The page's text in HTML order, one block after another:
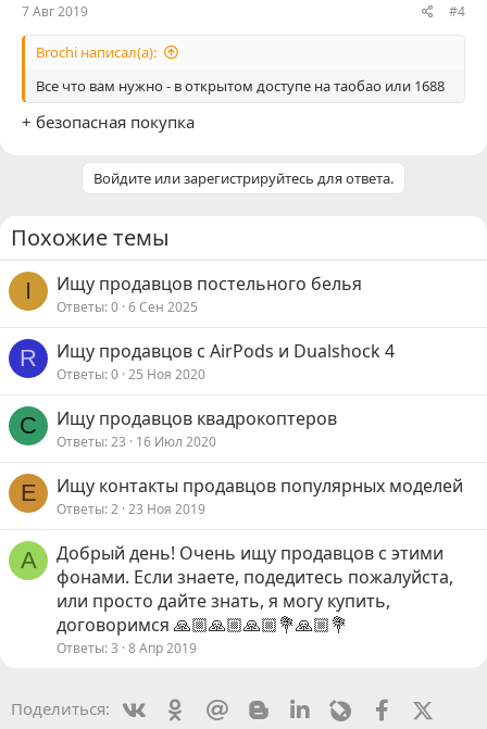
7 Авг 2019 #4
Brochi написал(а):
Все что вам нужно - в открытом доступе на таобао или 1688
+ безопасная покупка
Войдите или зарегистрируйтесь для ответа.
Похожие темы
I Ищу продавцов постельного белья
Ответы 0 6 Сен 2025
R Ищу продавцов с AirPods и Dualshock 4
Ответы 0 25 Ноя 2020
С Ищу продавцов квадрокоптеров
Ответы 23 16 Июл 2020
E Ищу контакты продавцов популярных моделей
Ответы 2 23 Ноя 2019
А
Добрый день! Очень ищу продавцов с этими
фонами. Если знаете, подедитесь пожалуйста,
или просто дайте знать, я могу купить,
договоримся 🙏🏼🙏🏼🙏🏼💐🙏🏼💐
Ответы 3 8 Апр 2019
Поделиться: VkontakteOdnoklassniki
Mail.ru BloggerLinkedinLivejournalFacebook